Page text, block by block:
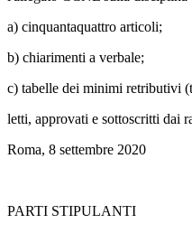
a) cinquantaquattro articoli;
b) chiarimenti a verbale;
c) tabelle dei minimi retributivi
letti, approvati e sottoscritti dai
Roma, 8 settembre 2020
PARTI STIPULANTI